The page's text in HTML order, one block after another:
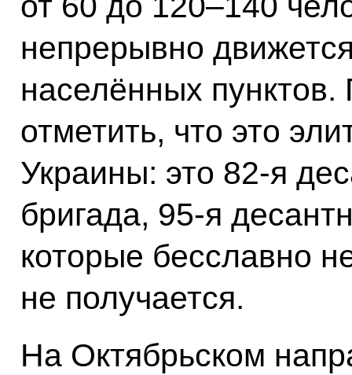
непрерывно
населённых пунктов.
отметить, что это
Украины: это 82-я
бригада, 95-я
которые бесславно
не получается.
На Октябрьском